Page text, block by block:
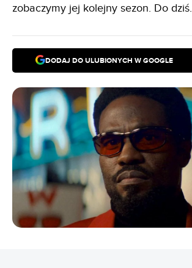
zobaczymy jej kolejny sezon. Do dziś.
DODAJ DO ULUBIONYCH W GOOGLE